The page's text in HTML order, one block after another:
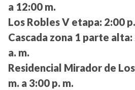
a 12:00 m.
Los Robles V etapa: 2:00
Cascada zona 1 parte alta:
a. m.
Residencial Mirador de
m. a 3:00 p. m.